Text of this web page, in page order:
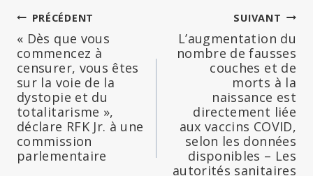
Navigation
de
l’article
PRÉCÉDENT
« Dès que vous
commencez à
censurer, vous êtes
sur la voie de la
dystopie et du
totalitarisme »,
déclare RFK Jr. à une
commission
parlementaire
SUIVANT
L’augmentation du
nombre de fausses
couches et de
morts à la
naissance est
directement liée
aux vaccins COVID,
selon les données
disponibles – Les
autorités sanitaires